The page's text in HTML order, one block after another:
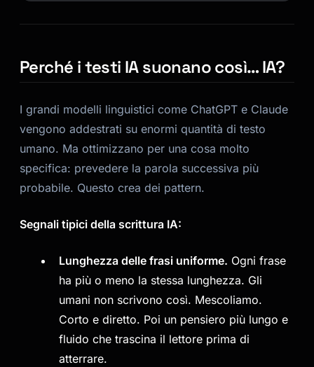
Perché i testi IA suonano così… IA?
I grandi modelli linguistici come ChatGPT e Claude
vengono addestrati su enormi quantità di testo
umano. Ma ottimizzano per una cosa molto
specifica: prevedere la parola successiva più
probabile. Questo crea dei pattern.
Segnali tipici della scrittura IA:
Lunghezza delle frasi uniforme. Ogni frase
ha più o meno la stessa lunghezza. Gli
umani non scrivono così. Mescoliamo.
Corto e diretto. Poi un pensiero più lungo e
fluido che trascina il lettore prima di
atterrare.